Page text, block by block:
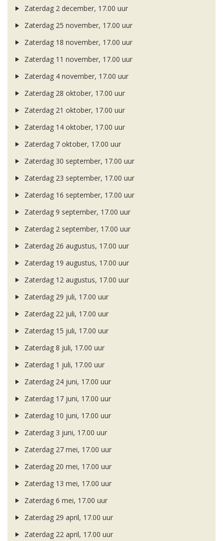
Zaterdag 2 december, 17.00 uur
Zaterdag 25 november, 17.00 uur
Zaterdag 18 november, 17.00 uur
Zaterdag 11 november, 17.00 uur
Zaterdag 4 november, 17.00 uur
Zaterdag 28 oktober, 17.00 uur
Zaterdag 21 oktober, 17.00 uur
Zaterdag 14 oktober, 17.00 uur
Zaterdag 7 oktober, 17.00 uur
Zaterdag 30 september, 17.00 uur
Zaterdag 23 september, 17.00 uur
Zaterdag 16 september, 17.00 uur
Zaterdag 9 september, 17.00 uur
Zaterdag 2 september, 17.00 uur
Zaterdag 26 augustus, 17.00 uur
Zaterdag 19 augustus, 17.00 uur
Zaterdag 12 augustus, 17.00 uur
Zaterdag 29 juli, 17.00 uur
Zaterdag 22 juli, 17.00 uur
Zaterdag 15 juli, 17.00 uur
Zaterdag 8 juli, 17.00 uur
Zaterdag 1 juli, 17.00 uur
Zaterdag 24 juni, 17.00 uur
Zaterdag 17 juni, 17.00 uur
Zaterdag 10 juni, 17.00 uur
Zaterdag 3 juni, 17.00 uur
Zaterdag 27 mei, 17.00 uur
Zaterdag 20 mei, 17.00 uur
Zaterdag 13 mei, 17.00 uur
Zaterdag 6 mei, 17.00 uur
Zaterdag 29 april, 17.00 uur
Zaterdag 22 april, 17.00 uur